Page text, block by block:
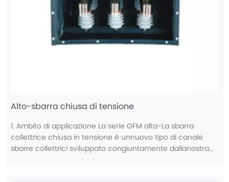
Alto-sbarra chiusa di tensione
1. Ambito di applicazione La serie GFM alta-La sbarra
collettrice chiusa in tensione è unnuovo tipo di canale
sbarre collettrici sviluppato congiuntamente dallanostra